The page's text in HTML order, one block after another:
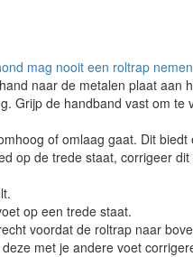
mag nooit een roltrap
naar de metalen plaat aan
Grijp de handband vast om te
of omlaag gaat. Dit
op de trede staat, corrigeer
op een trede staat.
voordat de roltrap naar
met je andere voet